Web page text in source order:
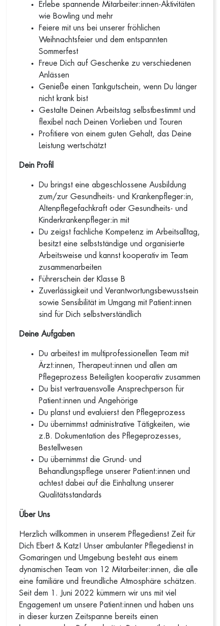
Erlebe spannende Mitarbeiter:innen-Aktivitäten
wie Bowling und mehr
Feiere mit uns bei unserer fröhlichen
Weihnachtsfeier und dem entspannten
Sommerfest
Freue Dich auf Geschenke zu verschiedenen
Anlässen
Genieße einen Tankgutschein, wenn Du länger
nicht krank bist
Gestalte Deinen Arbeitstag selbstbestimmt und
flexibel nach Deinen Vorlieben und Touren
Profitiere von einem guten Gehalt, das Deine
Leistung wertschätzt
Dein Profil
Du bringst eine abgeschlossene Ausbildung
zum/zur Gesundheits- und Krankenpfleger:in,
Altenpflegefachkraft oder Gesundheits- und
Kinderkrankenpfleger:in mit
Du zeigst fachliche Kompetenz im Arbeitsalltag,
besitzt eine selbstständige und organisierte
Arbeitsweise und kannst kooperativ im Team
zusammenarbeiten
Führerschein der Klasse B
Zuverlässigkeit und Verantwortungsbewusstsein
sowie Sensibilität im Umgang mit Patient:innen
sind für Dich selbstverständlich
Deine Aufgaben
Du arbeitest im multiprofessionellen Team mit
Ärzt:innen, Therapeut:innen und allen am
Pflegeprozess Beteiligten kooperativ zusammen
Du bist vertrauensvolle Ansprechperson für
Patient:innen und Angehörige
Du planst und evaluierst den Pflegeprozess
Du übernimmst administrative Tätigkeiten, wie
z.B. Dokumentation des Pflegeprozesses,
Bestellwesen
Du übernimmst die Grund- und
Behandlungspflege unserer Patient:innen und
achtest dabei auf die Einhaltung unserer
Qualitätsstandards
Über Uns
Herzlich willkommen in unserem Pflegedienst Zeit für
Dich Ebert & Katz! Unser ambulanter Pflegedienst in
Gomaringen und Umgebung besteht aus einem
dynamischen Team von 12 Mitarbeiter:innen, die alle
eine familiäre und freundliche Atmosphäre schätzen.
Seit dem 1. Juni 2022 kümmern wir uns mit viel
Engagement um unsere Patient:innen und haben uns
in dieser kurzen Zeitspanne bereits einen